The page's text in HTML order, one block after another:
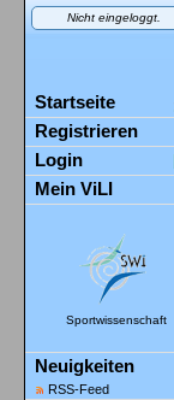
Nicht eingeloggt.
Startseite
Registrieren
Login
Mein ViLI
Sportwissenschaft
Neuigkeiten
RSS-Feed